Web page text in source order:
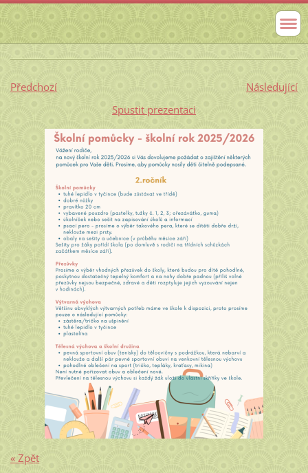
Předchozí
Následující
Spustit prezentaci
« Zpět